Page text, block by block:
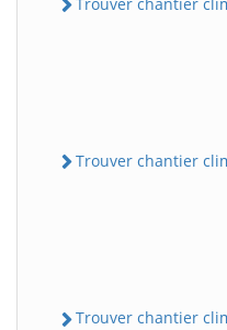
Trouver chantier
Trouver chantier